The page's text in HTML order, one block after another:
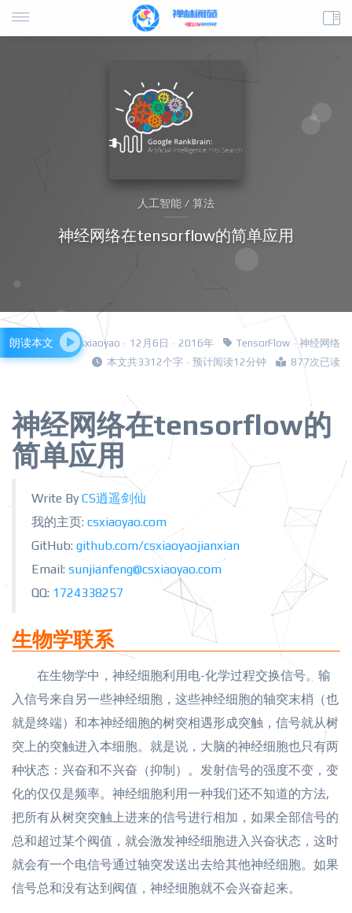
人工智能 / 算法
神经网络在tensorflow的简单应用
csxiaoyao · 12月6日 · 2016年 TensorFlow · 神经网络
本文共3312个字 · 预计阅读12分钟
877次已读
朗读本文
神经网络在tensorflow的
简单应用
Write By CS逍遥剑仙
我的主页: csxiaoyao.com
GitHub: github.com/csxiaoyaojianxian
Email: sunjianfeng@csxiaoyao.com
QQ: 1724338257
生物学联系
在生物学中，神经细胞利用电-化学过程交换信号。输
入信号来自另一些神经细胞，这些神经细胞的轴突末梢（也
就是终端）和本神经细胞的树突相遇形成突触，信号就从树
突上的突触进入本细胞。就是说，大脑的神经细胞也只有两
种状态：兴奋和不兴奋（抑制）。发射信号的强度不变，变
化的仅仅是频率。神经细胞利用一种我们还不知道的方法,
把所有从树突突触上进来的信号进行相加，如果全部信号的
总和超过某个阀值，就会激发神经细胞进入兴奋状态，这时
就会有一个电信号通过轴突发送出去给其他神经细胞。如果
信号总和没有达到阀值，神经细胞就不会兴奋起来。